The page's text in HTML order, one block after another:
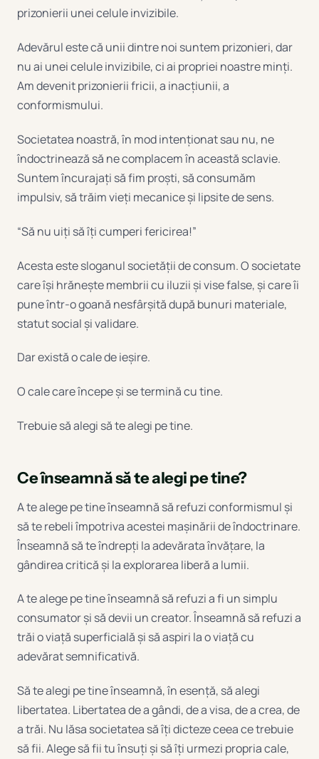
prizonierii unei celule invizibile.
Adevărul este că unii dintre noi suntem prizonieri, dar
nu ai unei celule invizibile, ci ai propriei noastre minți.
Am devenit prizonierii fricii, a inacțiunii, a
conformismului.
Societatea noastră, în mod intenționat sau nu, ne
îndoctrinează să ne complacem în această sclavie.
Suntem încurajați să fim proști, să consumăm
impulsiv, să trăim vieți mecanice și lipsite de sens.
“Să nu uiți să îți cumperi fericirea!”
Acesta este sloganul societății de consum. O societate
care își hrănește membrii cu iluzii și vise false, și care îi
pune într-o goană nesfârșită după bunuri materiale,
statut social și validare.
Dar există o cale de ieșire.
O cale care începe și se termină cu tine.
Trebuie să alegi să te alegi pe tine.
Ce înseamnă să te alegi pe tine?
A te alege pe tine înseamnă să refuzi conformismul și
să te rebeli împotriva acestei mașinării de îndoctrinare.
Înseamnă să te îndrepți la adevărata învățare, la
gândirea critică și la explorarea liberă a lumii.
A te alege pe tine înseamnă să refuzi a fi un simplu
consumator și să devii un creator. Înseamnă să refuzi a
trăi o viață superficială și să aspiri la o viață cu
adevărat semnificativă.
Să te alegi pe tine înseamnă, în esență, să alegi
libertatea. Libertatea de a gândi, de a visa, de a crea, de
a trăi. Nu lăsa societatea să îți dicteze ceea ce trebuie
să fii. Alege să fii tu însuți și să îți urmezi propria cale,